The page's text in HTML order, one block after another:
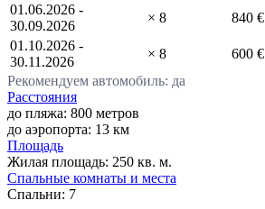
01.06.2026 -
30.09.2026
× 8 840 €
01.10.2026 -
30.11.2026
× 8 600 €
Рекомендуем автомобиль: да
Расстояния
до пляжа: 800 метров
до аэропорта: 13 км
Площадь
Жилая площадь: 250 кв. м.
Спальные комнаты и места
Спальни: 7